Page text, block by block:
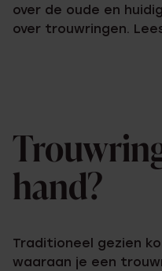
over de oude en
over trouwringen.
hand?
Traditioneel gezien
waaraan je een